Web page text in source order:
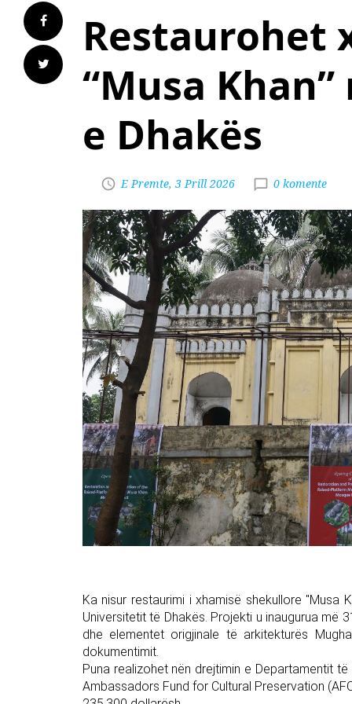
Restaurohet
“Musa
e Dhakës
E Premte, 3 Prill 2026 0 komente
Ka nisur restaurimi i xhamisë shekullore "Musa
Universitetit të Dhakës. Projekti u inaugurua më
dhe elementet origjinale të arkitekturës
dokumentimit.
Puna realizohet nën drejtimin e Departamentit
Ambassadors Fund for Cultural Preservation